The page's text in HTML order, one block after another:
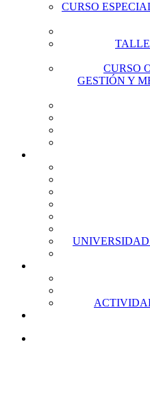
CURSO
CURSO
GESTIÓN Y